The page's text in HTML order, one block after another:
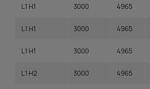
L1 H1 3000 4965
L1 H1 3000 4965
L1 H1 3000 4965
L1 H2 3000 4965